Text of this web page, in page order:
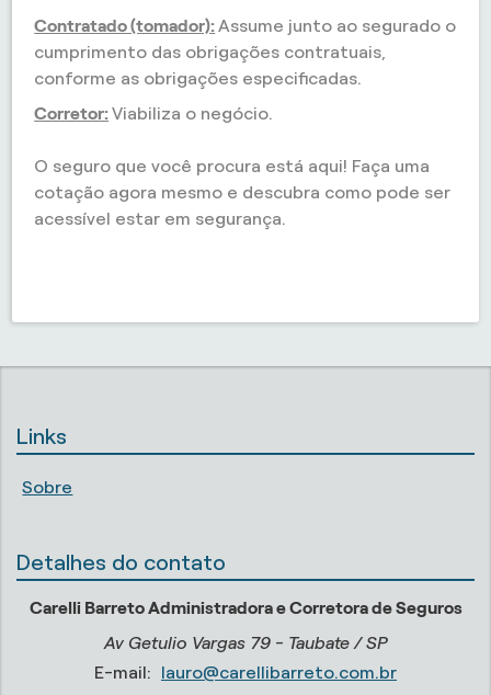
Contratado (tomador):Assume junto ao segurado o
cumprimento das obrigações contratuais,
conforme as obrigações especificadas.
Corretor:Viabiliza o negócio.
O seguro que você procura está aqui! Faça uma
cotação agora mesmo e descubra como pode ser
acessível estar em segurança.
Links
Sobre
Detalhes do contato
Carelli Barreto Administradora e Corretora de Seguros
Av Getulio Vargas 79 - Taubate / SP
E-mail:
lauro@carellibarreto.com.br